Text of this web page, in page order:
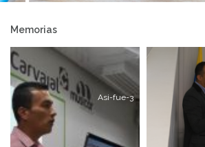
Memorias
Asi-fue-3